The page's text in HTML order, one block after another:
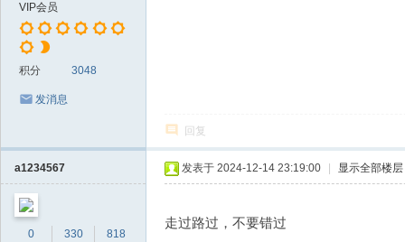
VIP会员
积分 3048
发消息
回复
a1234567
0
330
818
发表于 2024-12-14 23:19:00 显示全部楼层
走过路过，不要错过